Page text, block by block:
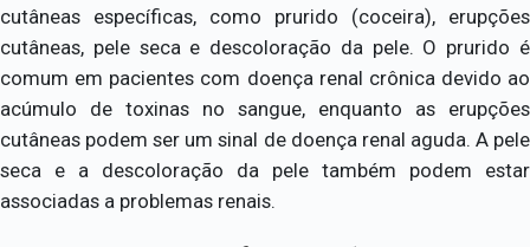
cutâneas específicas, como prurido (coceira), erupções
cutâneas, pele seca e descoloração da pele. O prurido é
comum em pacientes com doença renal crônica devido ao
acúmulo de toxinas no sangue, enquanto as erupções
cutâneas podem ser um sinal de doença renal aguda. A pele
seca e a descoloração da pele também podem estar
associadas a problemas renais.